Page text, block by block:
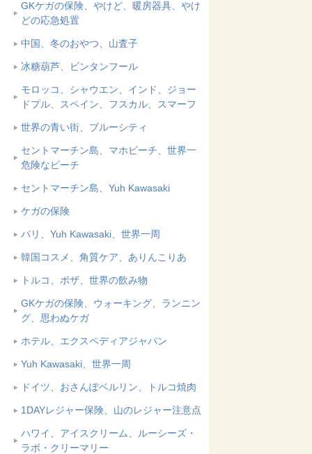
GKケガの保険、やけど、暖房器具、やけ
どの応急処置
中国、冬のおやつ、山査子
冰糖葫芦、ビンタンフール
モロッコ、シャウエン、インド、ジョー
ドプル、スペイン、フスカル、スマーフ
世界の青い街、ブルーシティ
セントマーチン島、マホビーチ、世界一
危険なビーチ
セントマーチン島、Yuh Kawasaki
ケガの保険
パリ、Yuh Kawasaki、世界一周
韓国コスメ、角質ケア、ありんこりあ
トルコ、ボザ、世界の飲み物
GKケガの保険、ウォーキング、ランニン
グ、思わぬケガ
ホテル、エクスペディアジャパン
Yuh Kawasaki、世界一周
ドイツ、おさんぽベルリン、トルコ焼肉
1DAYレジャー保険、山のレジャー注意点
ハワイ、アイスクリーム、ルーシーズ・
ラボ・クリーマリー